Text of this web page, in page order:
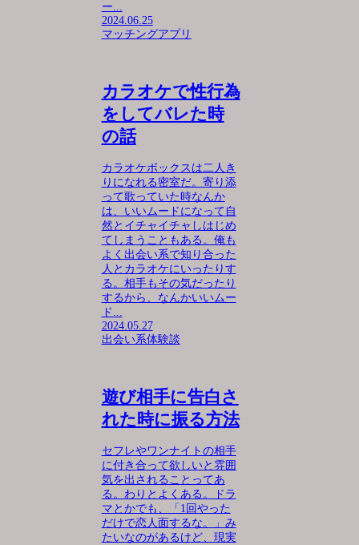
ー...
2024.06.25
マッチングアプリ
カラオケで性行為
をしてバレた時
の話
カラオケボックスは二人き
りになれる密室だ。寄り添
って歌っていた時なんか
は、いいムードになって自
然とイチャイチャしはじめ
てしまうこともある。俺も
よく出会い系で知り合った
人とカラオケにいったりす
る。相手もその気だったり
するから、なんかいいムー
ド...
2024.05.27
出会い系体験談
遊び相手に告白さ
れた時に振る方法
セフレやワンナイトの相手
に付き合って欲しいと雰囲
気を出されることってあ
る。わりとよくある。ドラ
マとかでも、「1回やった
だけで恋人面するな。」み
たいなのがあるけど、現実